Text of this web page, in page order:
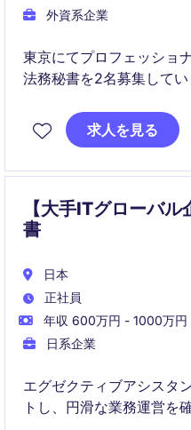
外資系企業
東京にてプロフェッショ
法務秘書を2名募集して
ていただきます。
求人を見る
【大手ITグローバ
書
日本
正社員
年収 600万円 - 1000万円
日系企業
エグゼクティブアシスタ
トし、円滑な業務運営を